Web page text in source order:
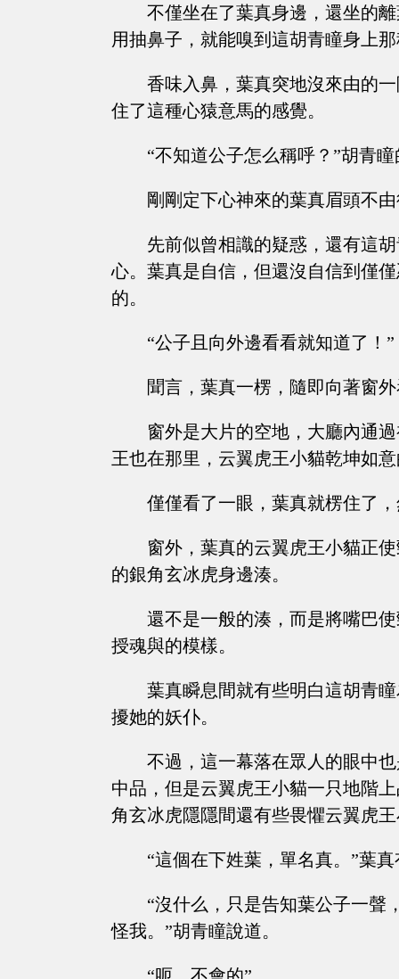
不僅坐在了葉真身邊，還坐的
用抽鼻子，就能嗅到這胡青瞳身上
香味入鼻，葉真突地沒來由的
住了這種心猿意馬的感覺。
“不知道公子怎么稱呼？”胡青
剛剛定下心神來的葉真眉頭不
先前似曾相識的疑惑，還有這
心。葉真是自信，但還沒自信到僅
的。
“公子且向外邊看看就知道了！”
聞言，葉真一楞，隨即向著窗
窗外是大片的空地，大廳內通
王也在那里，云翼虎王小貓乾坤如
僅僅看了一眼，葉真就楞住了
窗外，葉真的云翼虎王小貓正
的銀角玄冰虎身邊湊。
還不是一般的湊，而是將嘴巴
授魂與的模樣。
葉真瞬息間就有些明白這胡青
擾她的妖仆。
不過，這一幕落在眾人的眼中
中品，但是云翼虎王小貓一只地階
角玄冰虎隱隱間還有些畏懼云翼虎
“這個在下姓葉，單名真。”葉
“沒什么，只是告知葉公子一聲
怪我。”胡青瞳說道。